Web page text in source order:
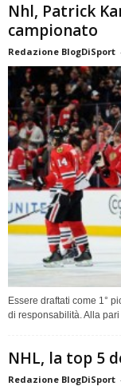
Nhl, Patrick
campionato
Redazione BlogDiSport
Essere draftati come 1°
di responsabilità. Alla
NHL, la top 5
Redazione BlogDiSport